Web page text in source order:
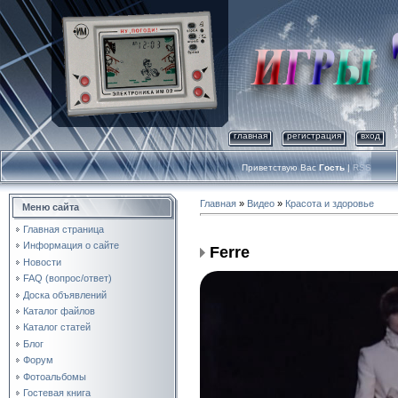
главная регистрация вход
Приветствую Вас Гость | RSS
Меню сайта
Главная страница
Информация о сайте
Новости
FAQ (вопрос/ответ)
Доска объявлений
Каталог файлов
Каталог статей
Блог
Форум
Фотоальбомы
Гостевая книга
Главная » Видео » Красота и здоровье
Ferre